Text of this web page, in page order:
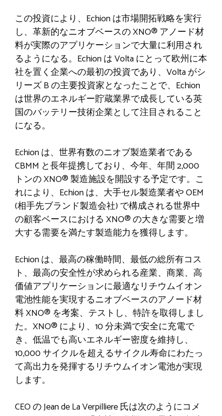
この投資により、Echion は市場開拓戦略を実行
し、革新的なニオブベースの XNO® アノード材
料が実際のアプリケーションで大量に利用され
るようになる。Echion は Volta にとって欧州に本
社を置く企業への最初の投資であり、Volta がシ
リーズ B の主要投資家となったことで、Echion
は世界のエネルギー貯蔵業界で成長している英
国のバッテリー技術企業として注目されること
になる。
Echion は、世界有数のニオブ製造業者である
CBMM と長年提携しており、今年、年間 2,000
トンの XNO® 製造施設を開設する予定です。こ
れにより、Echion は、大手セル製造業者や OEM
(相手先ブランド製造会社) で構成される世界中
の顧客ベースにおける XNO® の大きな需要と増
大する需要を満たす製造能力を獲得します。
Echion は、最高の稼働時間、最低の総所有コス
ト、最高の安全性が求められる産業、商業、高
価値アプリケーションに最適なリチウムイオン
電池性能を実現するニオブベースのアノード材
料 XNO® を考案、テストし、特許を取得しまし
た。XNO® により、10 分未満で安全に充電で
き、低温でも高いエネルギー密度を維持し、
10,000 サイクルを超えるサイクル寿命にわたっ
て高出力を発揮するリチウムイオン電池が実現
します。
CEO の Jean de La Verpilliere 氏は次のようにコメ